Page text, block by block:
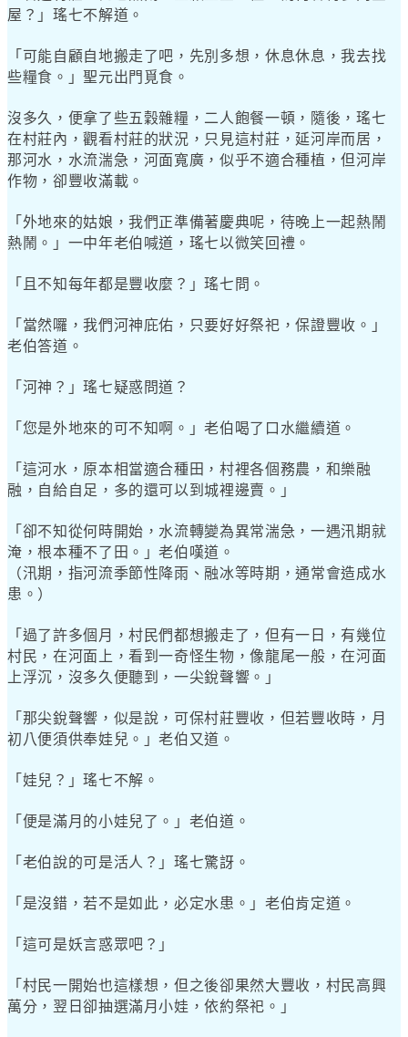
屋？」瑤七不解道。
「可能自顧自地搬走了吧，先別多想，休息休息，我去找
些糧食。」聖元出門覓食。
沒多久，便拿了些五穀雜糧，二人飽餐一頓，隨後，瑤七
在村莊內，觀看村莊的狀況，只見這村莊，延河岸而居，
那河水，水流湍急，河面寬廣，似乎不適合種植，但河岸
作物，卻豐收滿載。
「外地來的姑娘，我們正準備著慶典呢，待晚上一起熱鬧
熱鬧。」一中年老伯喊道，瑤七以微笑回禮。
「且不知每年都是豐收麼？」瑤七問。
「當然囉，我們河神庇佑，只要好好祭祀，保證豐收。」
老伯答道。
「河神？」瑤七疑惑問道？
「您是外地來的可不知啊。」老伯喝了口水繼續道。
「這河水，原本相當適合種田，村裡各個務農，和樂融
融，自給自足，多的還可以到城裡邊賣。」
「卻不知從何時開始，水流轉變為異常湍急，一遇汛期就
淹，根本種不了田。」老伯嘆道。
（汛期，指河流季節性降雨、融冰等時期，通常會造成水
患。）
「過了許多個月，村民們都想搬走了，但有一日，有幾位
村民，在河面上，看到一奇怪生物，像龍尾一般，在河面
上浮沉，沒多久便聽到，一尖銳聲響。」
「那尖銳聲響，似是說，可保村莊豐收，但若豐收時，月
初八便須供奉娃兒。」老伯又道。
「娃兒？」瑤七不解。
「便是滿月的小娃兒了。」老伯道。
「老伯說的可是活人？」瑤七驚訝。
「是沒錯，若不是如此，必定水患。」老伯肯定道。
「這可是妖言惑眾吧？」
「村民一開始也這樣想，但之後卻果然大豐收，村民高興
萬分，翌日卻抽選滿月小娃，依約祭祀。」